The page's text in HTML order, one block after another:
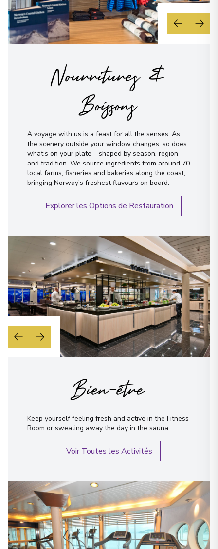
25 Rørvik
Norway
Arrivée:17/12/2027 21:00
Trondheim
18/12/2027 06:30
Voir plus de détails et informations
27 Kristiansund
Norway
Arrivée:18/12/2027 16:30
18/12/2027 17:30
Norway
18/12/2027 21:15
18/12/2027 21:45
Voir plus de détails et informations
29 Ålesund
Norway
Arrivée
19/12/2027 01:20
Voir plus de détails et informations
19/12/2027 02:35
Måløy
Norway
Arrivée:19/12/2027 05:45
32 Florø
Norway
Arrivée:19/12/2027 08:15
19/12/2027 08:30
Nourritures &
Boissons
A voyage with us is a feast for all the senses. As
the scenery outside your window changes, so does
what’s on your plate – shaped by season, region
and tradition. We source ingredients from around 70
local farms, fisheries and bakeries along the coast,
bringing Norway’s freshest flavours on board.
Explorer les Options de Restauration
Bien-être
Keep yourself feeling fresh and active in the Fitness
Room or sweating away the day in the sauna.
Voir Toutes les Activités